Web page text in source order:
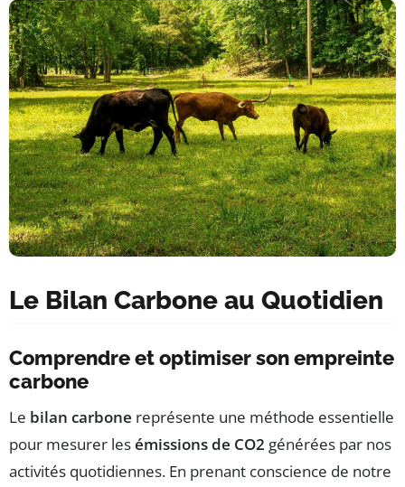
Le Bilan Carbone au Quotidien
Comprendre et optimiser son empreinte
carbone
Le bilan carbone représente une méthode essentielle
pour mesurer lesémissions de CO2 générées par nos
activités quotidiennes. En prenant conscience de notre